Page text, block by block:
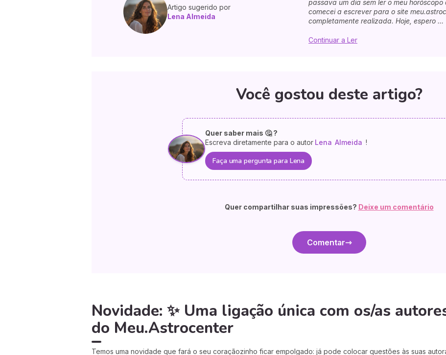
Artigo sugerido por
Lena Almeida
passava um dia sem ler o meu horóscopo
comecei a escrever para o site
completamente realizada. Hoje, espero ...
Continuar a Ler
Você gostou deste artigo?
Quer saber mais 🤔 ?
Escreva diretamente para o autor Lena Almeida !
Faça uma pergunta para Lena
Quer compartilhar suas impressões? Deixe um comentário
Comentar
Novidade: ✨ Uma ligação única com os/as
do Meu.Astrocenter
Temos uma novidade que fará o seu coraçãozinho ficar empolgado: já pode colocar questões às suas